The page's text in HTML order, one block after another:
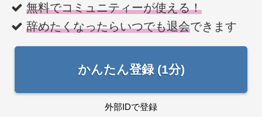
無料でコミュニティーが使える！
辞めたくなったらいつでも退会できます
かんたん登録 (1分)
外部IDで登録